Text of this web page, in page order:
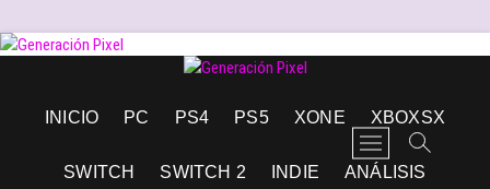
Saltar
Generación Pixel
EXPRESIÓN Y AMOR.
INICIO PC PS4 PS5 XONE XBOXSX
SWITCH SWITCH 2 INDIE ANÁLISIS
B
o